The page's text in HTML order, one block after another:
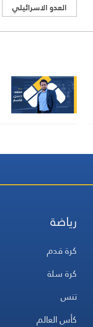
العدو الاسرائيلي
رياضة
كرة قدم
كرة سلة
تنس
كأس العالم